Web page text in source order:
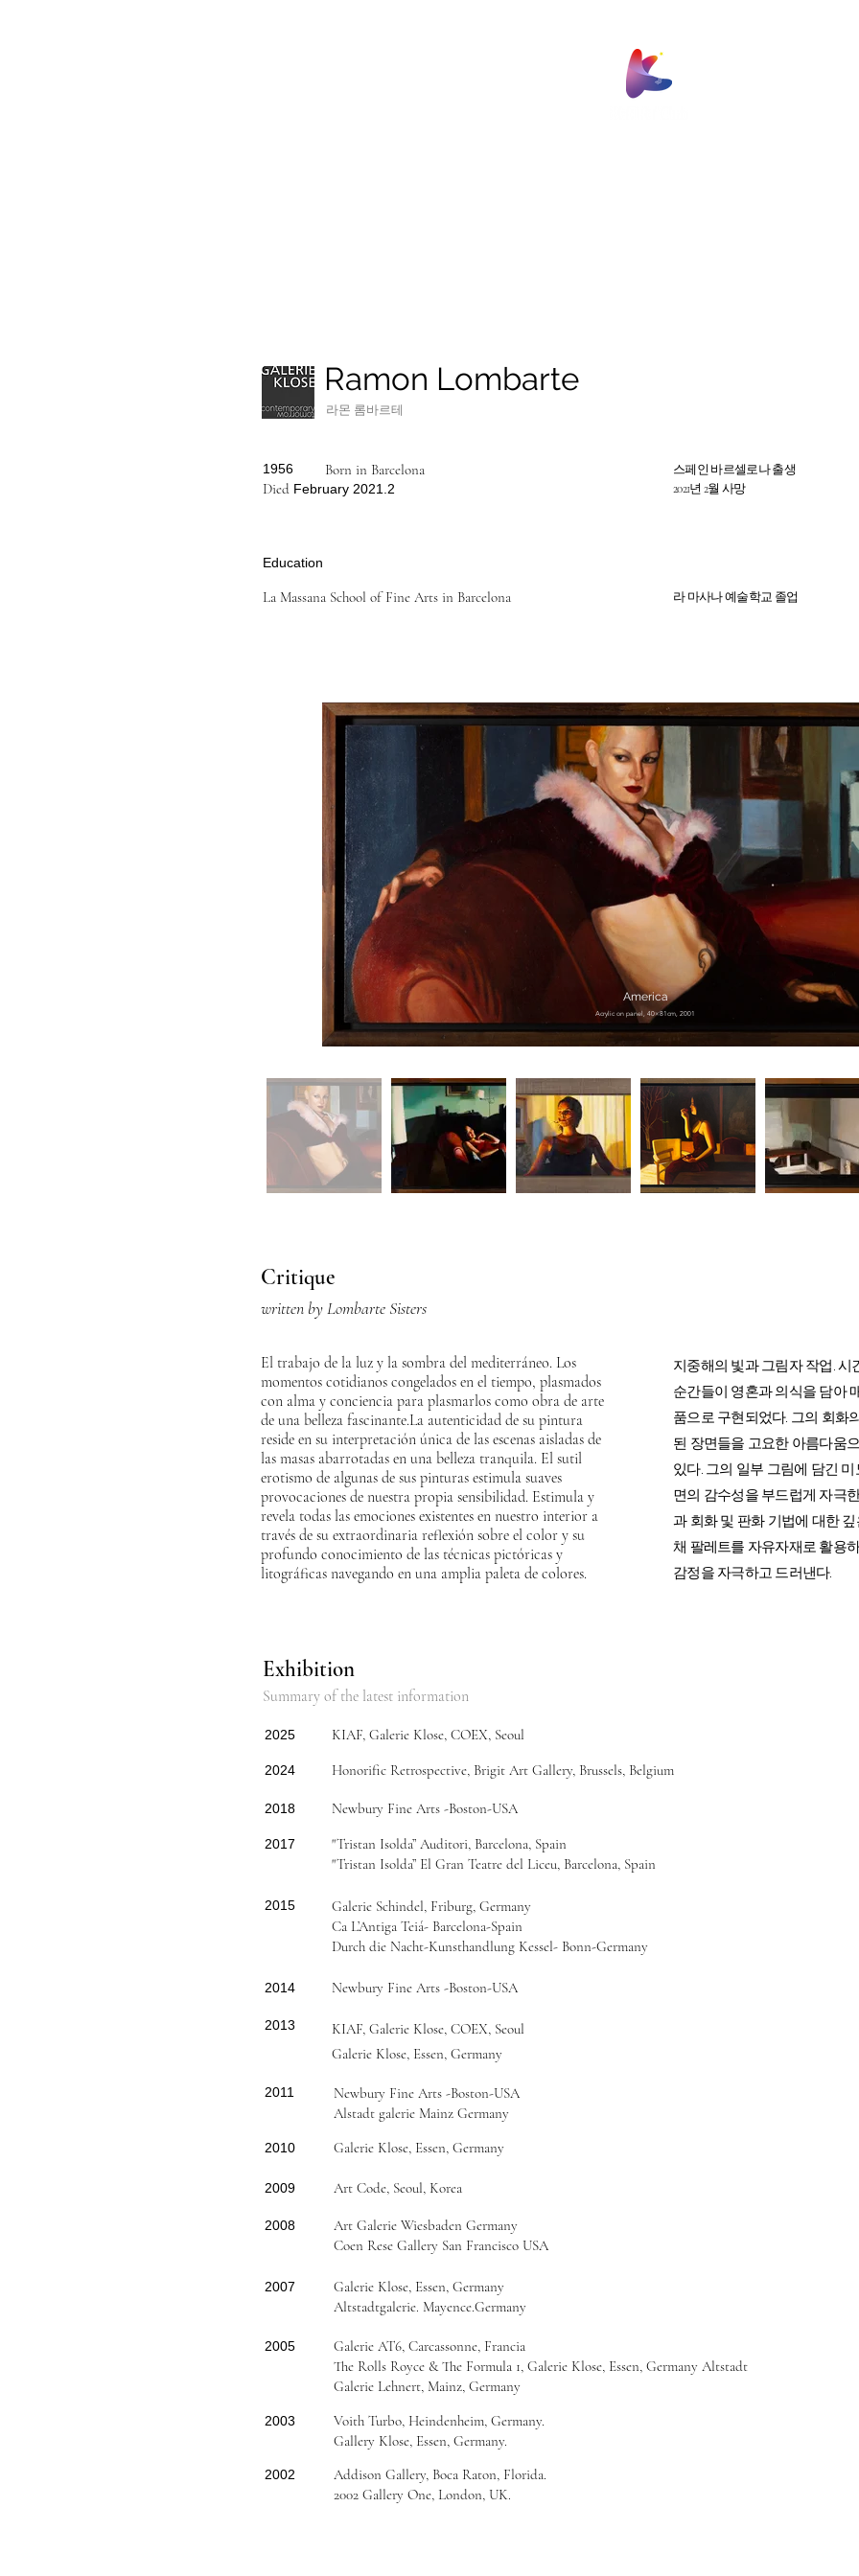
Ramon Lombarte
라몬 롬바르테
1956
Born in Barcelona
Died February 2021.2
스페인 바르셀로나 출생
2021년 2월 사망
Education
La Massana School of Fine Arts in Barcelona 라 마사나 예술학교 졸업
America
Acrylic on panel, 40×81cm, 2001
Critique
written by Lombarte Sisters
El trabajo de la luz y la sombra del mediterráneo. Los
momentos cotidianos congelados en el tiempo, plasmados
con alma y conciencia para plasmarlos como obra de arte
de una belleza fascinante.La autenticidad de su pintura
reside en su interpretación única de las escenas aisladas de
las masas abarrotadas en una belleza tranquila. El sutil
erotismo de algunas de sus pinturas estimula suaves
provocaciones de nuestra propia sensibilidad. Estimula y
revela todas las emociones existentes en nuestro interior a
través de su extraordinaria reflexión sobre el color y su
profundo conocimiento de las técnicas pictóricas y
litográficas navegando en una amplia paleta de colores.
지중해의 빛과 그림자 작업.
순간들이 영혼과 의식을 담아
품으로 구현되었다. 그의 회화
된 장면들을 고요한 아름다움
있다. 그의 일부 그림에 담긴
면의 감수성을 부드럽게 자극
과 회화 및 판화 기법에 대한
채 팔레트를 자유자재로 활용
감정을 자극하고 드러낸다.
Exhibition
Summary of the latest information
2025
2024
2018
2017
KIAF, Galerie Klose, COEX, Seoul
Honorific Retrospective, Brigit Art Gallery, Brussels, Belgium
Newbury Fine Arts -Boston-USA
"Tristan Isolda” Auditori, Barcelona, Spain
"Tristan Isolda” El Gran Teatre del Liceu, Barcelona, Spain
2015
Galerie Schindel, Friburg, Germany
Ca L’Antiga Teiá- Barcelona-Spain
Durch die Nacht-Kunsthandlung Kessel- Bonn-Germany
2014
2013
2011
2010
2009
2008
Newbury Fine Arts -Boston-USA
KIAF, Galerie Klose, COEX, Seoul
Galerie Klose, Essen, Germany
Newbury Fine Arts -Boston-USA
Alstadt galerie Mainz Germany
Galerie Klose, Essen, Germany
Art Code, Seoul, Korea
Art Galerie Wiesbaden Germany
Coen Rese Gallery San Francisco USA
2007
Galerie Klose, Essen, Germany
Altstadtgalerie. Mayence.Germany
2005
Galerie AT6, Carcassonne, Francia
The Rolls Royce & The Formula 1, Galerie Klose, Essen, Germany Altstadt
Galerie Lehnert, Mainz, Germany
2003
Voith Turbo, Heindenheim, Germany.
Gallery Klose, Essen, Germany.
2002
Addison Gallery, Boca Raton, Florida.
2002 Gallery One, London, UK.